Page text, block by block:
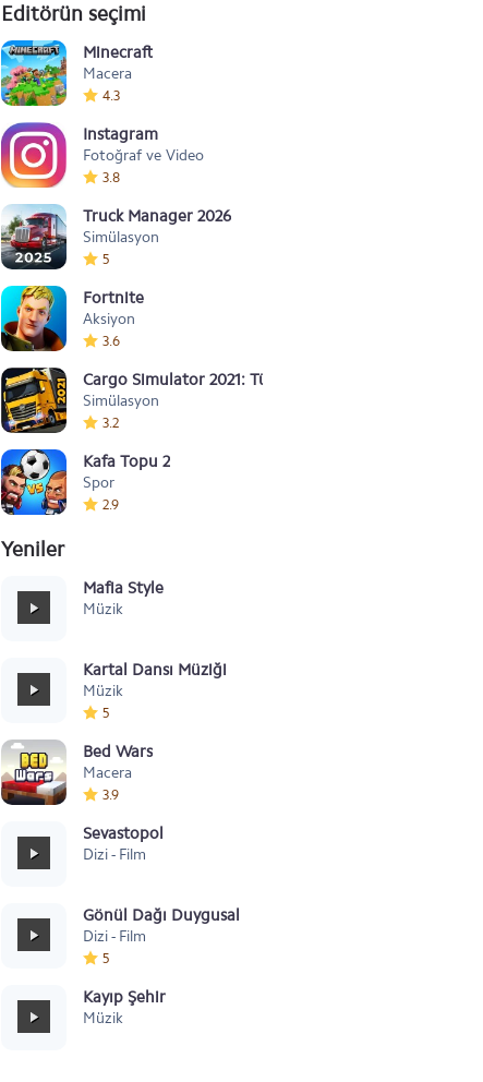
Editörün seçimi
Minecraft
Macera
4.3
Instagram
Fotoğraf ve Video
3.8
Truck Manager 2026
Simülasyon
5
Fortnite
Aksiyon
3.6
Cargo Simulator 2021: Türkiye
Simülasyon
3.2
Kafa Topu 2
Spor
2.9
Yeniler
Mafia Style
Müzik
Kartal Dansı Müziği
Müzik
5
Bed Wars
Macera
3.9
Sevastopol
Dizi - Film
Gönül Dağı Duygusal
Dizi - Film
5
Kayıp Şehir
Müzik